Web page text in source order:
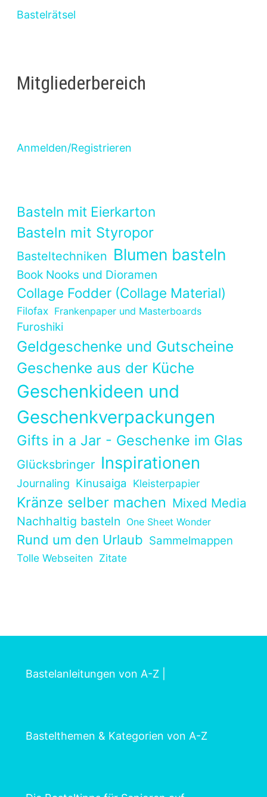
Bastelrätsel
Mitgliederbereich
Anmelden/Registrieren
Basteln mit Eierkarton
Basteln mit Styropor
Basteltechniken Blumen basteln
Book Nooks und Dioramen
Collage Fodder (Collage Material)
Filofax Frankenpaper und Masterboards
Furoshiki
Geldgeschenke und Gutscheine
Geschenke aus der Küche
Geschenkideen und
Geschenkverpackungen
Gifts in a Jar - Geschenke im Glas
Glücksbringer Inspirationen
Journaling Kinusaiga Kleisterpapier
Kränze selber machen Mixed Media
Nachhaltig basteln One Sheet Wonder
Rund um den Urlaub Sammelmappen
Tolle Webseiten Zitate
Bastelanleitungen von A-Z|
Bastelthemen & Kategorien von A-Z